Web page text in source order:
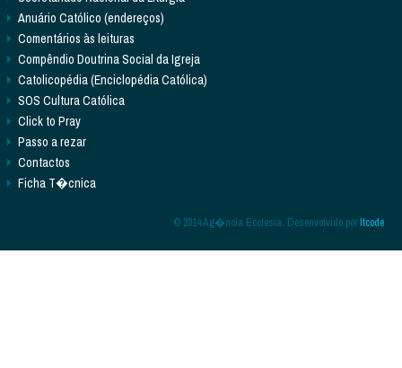
Anuário Católico (endereços)
Comentários às leituras
Compêndio Doutrina Social da Igreja
Catolicopédia (Enciclopédia Católica)
SOS Cultura Católica
Click to Pray
Passo a rezar
Contactos
Ficha T�cnica
© 2014 Ag�ncia Ecclesia. Desenvolvido porItcode